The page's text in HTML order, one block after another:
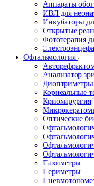
Аппараты
ИВЛ для
Инкубаторы
Открытые
Фототерапия
Офтальмология
Анализатор
Диоптриметры
Корнеальные
Криохирургия
Оптические
Пахиметры
Периметры